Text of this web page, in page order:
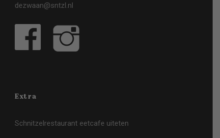
dezwaan@sntzl.nl
Extra
Schnitzelrestaurant eetcafe uiteten